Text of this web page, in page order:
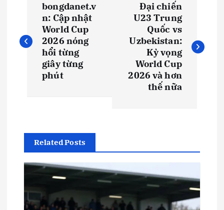
ề
n
g
bongdanet.v
n: Cập nhật
World Cup
2026 nóng
hổi từng
giây từng
phút
Đại chiến
U23 Trung
Quốc vs
Uzbekistan:
Kỳ vọng
World Cup
2026 và hơn
thế nữa
Related Posts